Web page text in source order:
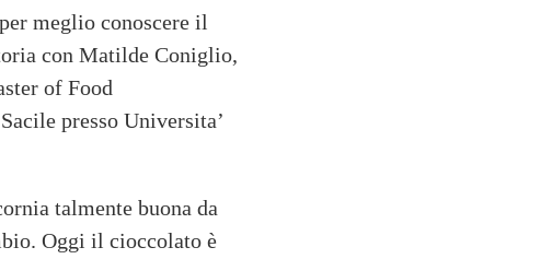
meglio conoscere il
con Matilde Coniglio,
of Food
presso Universita’
talmente buona da
Oggi il cioccolato è